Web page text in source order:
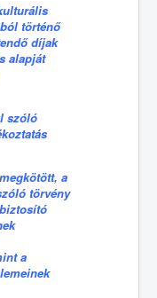
történő
díjak
alapját
szóló
a
törvény
a